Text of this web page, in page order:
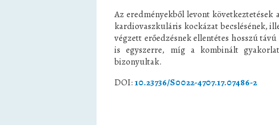
Az eredményekből levont
kardiovaszkuláris kockázat becslésének,
végzett erőedzésnek ellentétes hosszú
is egyszerre, míg a kombinált
bizonyultak.
DOI: 10.23736/S0022-4707.17.07486-2